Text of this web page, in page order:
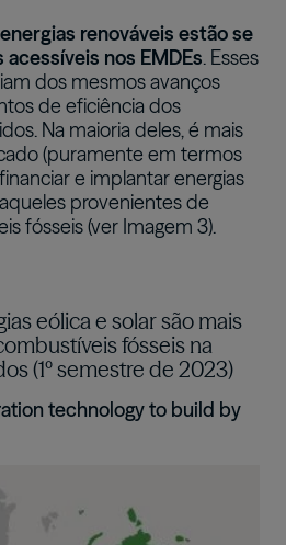
renováveis estão se
nos EMDEs. Esses
dos mesmos avanços
de eficiência dos
Na maioria deles, é mais
(puramente em termos
e implantar energias
provenientes de
fósseis (ver Imagem 3).
eólica e solar são mais
fósseis na
(1º semestre de 2023)
technology to build by